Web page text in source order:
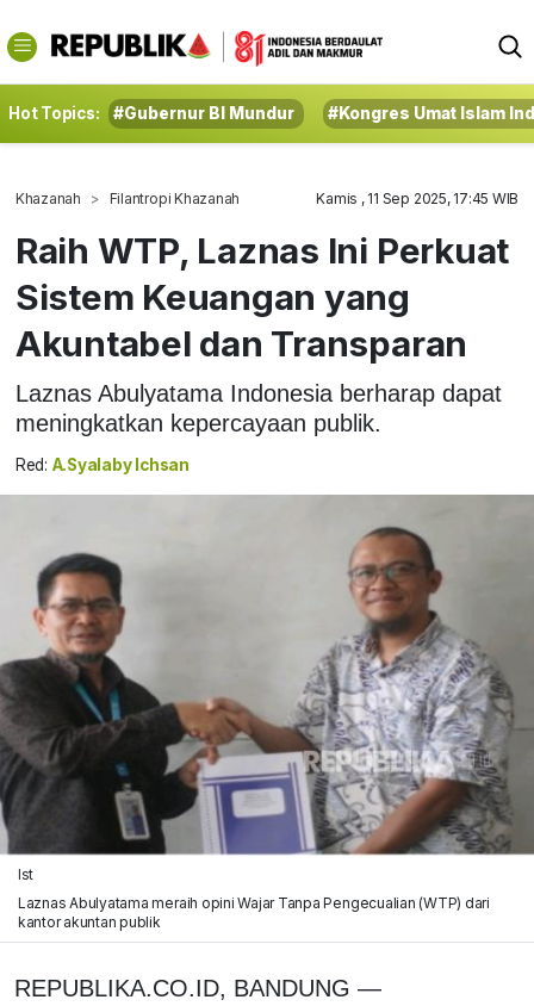
Hot Topics: #Gubernur BI Mundur #Kongres Umat Islam
Khazanah Filantropi Khazanah Kamis , 11 Sep 2025, 17:45 WIB
Raih WTP, Laznas Ini Perkuat
Sistem Keuangan yang
Akuntabel dan Transparan
Laznas Abulyatama Indonesia berharap dapat
meningkatkan kepercayaan publik.
Red: A.Syalaby Ichsan
Ist
Laznas Abulyatama meraih opini Wajar Tanpa Pengecualian (WTP) dari
kantor akuntan publik
REPUBLIKA.CO.ID, BANDUNG —